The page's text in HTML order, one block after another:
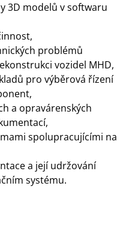
3D modelů v softwaru
problémů
vozidel MHD,
pro výběrová řízení
a opravárenských
spolupracujícími na
a její udržování
systému.